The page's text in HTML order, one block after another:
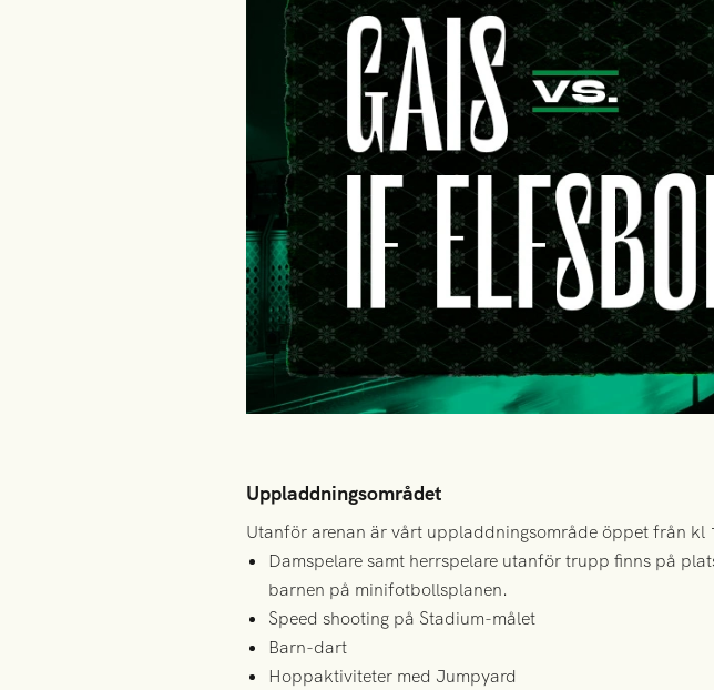
Uppladdningsområdet
Utanför arenan är vårt uppladdningsområde öppet från kl
Damspelare samt herrspelare utanför trupp finns på
barnen på minifotbollsplanen.
Speed shooting på Stadium-målet
Barn-dart
Hoppaktiviteter med Jumpyard